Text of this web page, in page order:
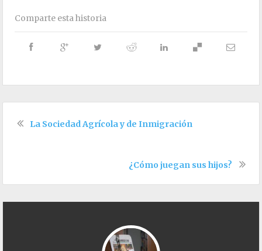
Comparte esta historia
La Sociedad Agrícola y de Inmigración
¿Cómo juegan sus hijos?